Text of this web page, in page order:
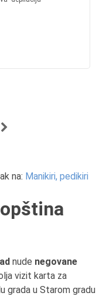
na: Manikiri, pedikiri
nude negovane
vizit karta za
grada u Starom gradu